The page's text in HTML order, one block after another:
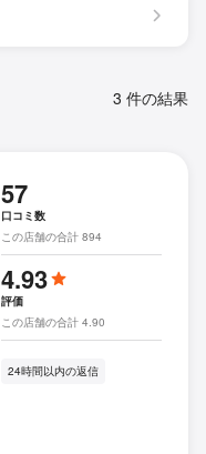
3 件の結果
57
口コミ数
この店舗の合計 894
4.93
評価
この店舗の合計 4.90
24時間以内の返信